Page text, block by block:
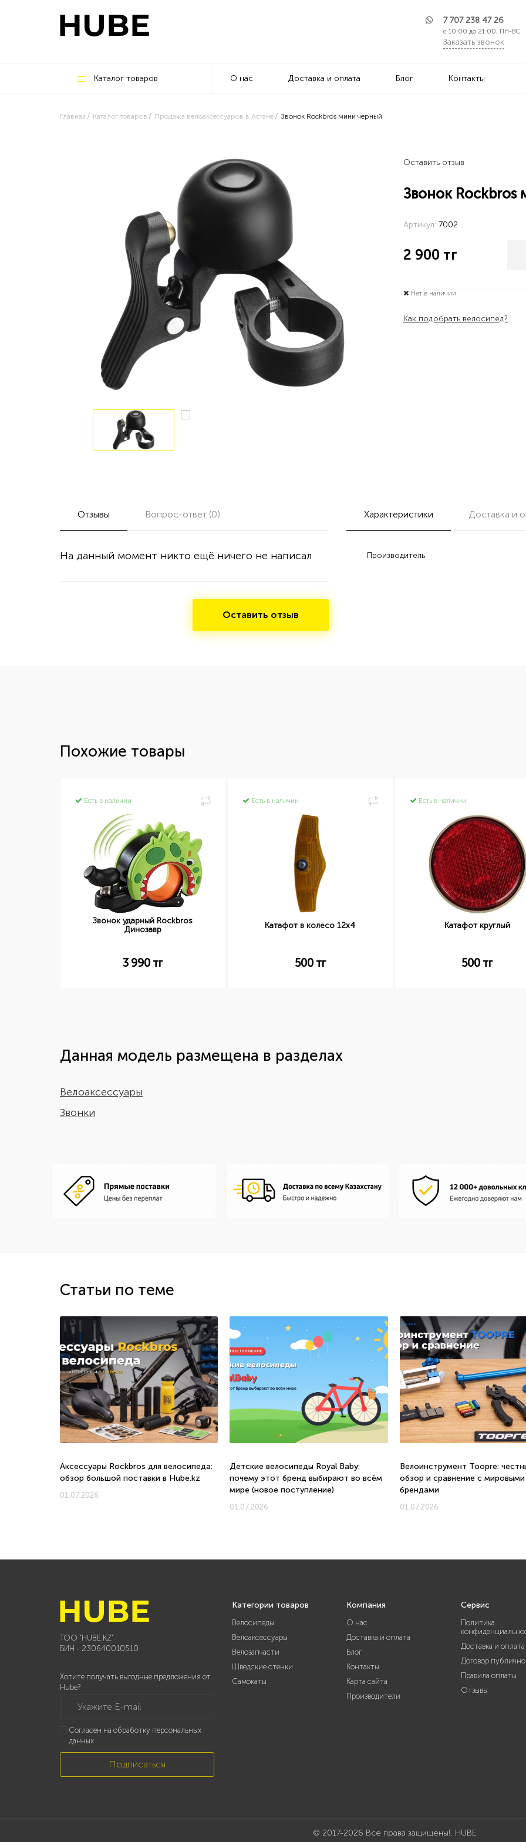
7 707 238 47 26
с 10:00 до 21:00, ПН-ВС
Заказать звонок
Каталог товаров О нас Доставка и оплата Блог Контакты
Главная Каталог товаров Продажа велоаксессуаров в Астане Звонок Rockbros мини черный
Оставить отзыв
Звонок Rockbros
Артикул: 7002
2 900 тг
Нет в наличии
Как подобрать велосипед?
Отзывы Вопрос-ответ (0)
На данный момент никто ещё ничего не написал
Оставить отзыв
Характеристики Доставка и
Производитель
Похожие товары
Есть в наличии
Звонок ударный Rockbros
Динозавр
3 990 тг
Есть в наличии
Катафот в колесо 12х4
500тг
Есть в наличии
Катафот круглый
500 тг
Данная модель размещена в разделах
Велоаксессуары
Звонки
Статьи по теме
Аксессуары Rockbros для велосипеда:
обзор большой поставки в Hube.kz
01.07.2026
Детские велосипеды Royal Baby:
почему этот бренд выбирают во всём
мире (новое поступление)
01.07.2026
Велоинструмент Toopre:
обзор и сравнение с мировыми
брендами
01.07.2026
ТОО "HUBE.KZ"
БИН - 230640010510
Хотите получать выгодные предложения от
Hube?
Укажите E-mail
Согласен на обработку персональных
данных
Подписаться
Категории товаров
Велосипеды
Велоаксессуары
Велозапчасти
Шведские стенки
Самокаты
Компания
О нас
Доставка и оплата
Блог
Контакты
Карта сайта
Производители
Сервис
Политика
Доставка и оплата
Договор
Правила оплаты
Отзывы
© 2017-2026 Все права защищены!, HUBE